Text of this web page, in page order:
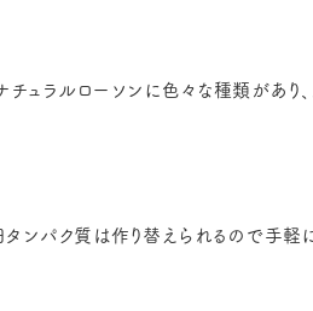
ュラルローソンに色々な種類があり
ンパク質は作り替えられるので手軽